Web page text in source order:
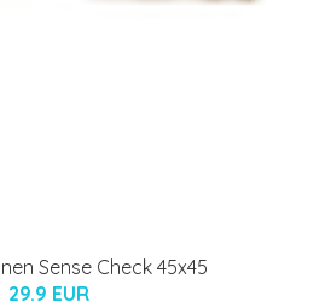
Sense Check 45x45
29.9 EUR